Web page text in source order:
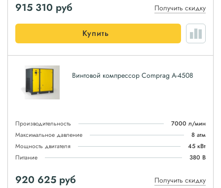
915 310 руб Получить скидку
Купить
Винтовой компрессор Comprag А-4508
Производительность
7000 л/мин
Максимальное давление
8 атм
Мощность двигателя
45 кВт
Питание
380 В
920 625 руб Получить скидку